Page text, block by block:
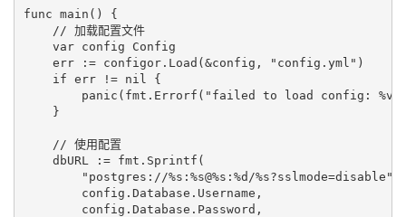
func main() {
    // 加载配置文件
    var config Config
    err := configor.Load(&config, "config.yml")
    if err != nil {
panic(fmt.Errorf("failed to load config:
    }
    // 使用配置
    dbURL := fmt.Sprintf(
        "postgres://%s:%s@%s:%d/%s?sslmode=disable",
        config.Database.Username,
        config.Database.Password,